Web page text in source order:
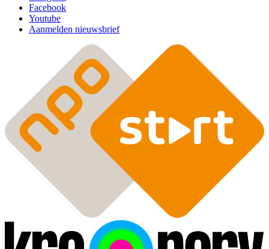
Facebook
Youtube
Aanmelden nieuwsbrief